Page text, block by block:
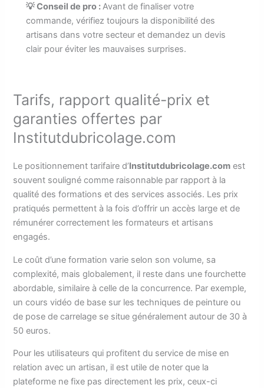
💡 Conseil de pro :Avant de finaliser votre
commande, vérifiez toujours la disponibilité des
artisans dans votre secteur et demandez un devis
clair pour éviter les mauvaises surprises.
Tarifs, rapport qualité-prix et
garanties offertes par
Institutdubricolage.com
Le positionnement tarifaire d’Institutdubricolage.com est
souvent souligné comme raisonnable par rapport à la
qualité des formations et des services associés. Les prix
pratiqués permettent à la fois d’offrir un accès large et de
rémunérer correctement les formateurs et artisans
engagés.
Le coût d’une formation varie selon son volume, sa
complexité, mais globalement, il reste dans une fourchette
abordable, similaire à celle de la concurrence. Par exemple,
un cours vidéo de base sur les techniques de peinture ou
de pose de carrelage se situe généralement autour de 30 à
50 euros.
Pour les utilisateurs qui profitent du service de mise en
relation avec un artisan, il est utile de noter que la
plateforme ne fixe pas directement les prix, ceux-ci